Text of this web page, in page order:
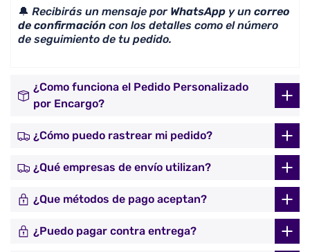
🔔 Recibirás un mensaje por WhatsApp y un correo
de confirmación con los detalles como el número
de seguimiento de tu pedido.
¿Como funciona el Pedido Personalizado
por Encargo?
¿Cómo puedo rastrear mi pedido?
¿Qué empresas de envío utilizan?
¿Que métodos de pago aceptan?
¿Puedo pagar contra entrega?